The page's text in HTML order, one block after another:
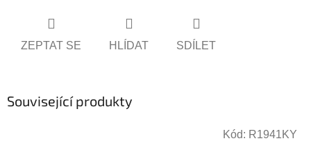
ZEPTAT SE HLÍDAT SDÍLET
Související produkty
Kód: R1941KY